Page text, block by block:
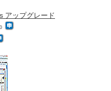
アップグレード